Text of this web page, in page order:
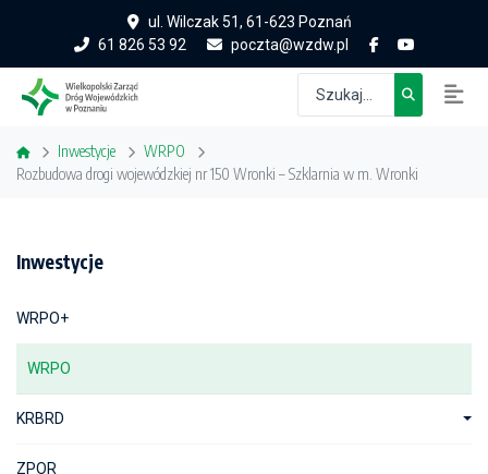
ul. Wilczak 51, 61-623 Poznań
61 826 53 92
poczta@wzdw.pl
Inwestycje
WRPO
Rozbudowa drogi wojewódzkiej nr 150 Wronki – Szklarnia w m. Wronki
Inwestycje
WRPO+
WRPO
KRBRD
ZPOR